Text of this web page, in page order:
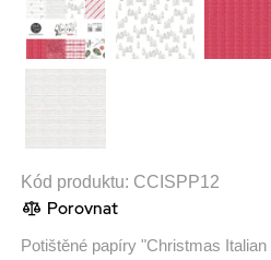
Kód produktu: CCISPP12
Porovnat
Potištěné papíry "Christmas